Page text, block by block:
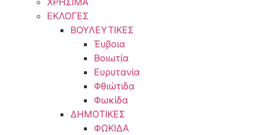
ΕΚΛΟΓΕΣ
ΒΟΥΛΕΥΤΙΚΕΣ
Έυβοια
Βοιωτία
Ευρυτανία
Φθιώτιδα
Φωκίδα
ΔΗΜΟΤΙΚΕΣ
ΦΩΚΙΔΑ